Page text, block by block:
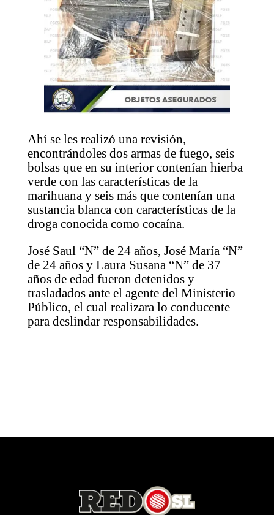
Ahí se les realizó una revisión,
encontrándoles dos armas de fuego, seis
bolsas que en su interior contenían hierba
verde con las características de la
marihuana y seis más que contenían una
sustancia blanca con características de la
droga conocida como cocaína.
José Saul “N” de 24 años, José María “N”
de 24 años y Laura Susana “N” de 37
años de edad fueron detenidos y
trasladados ante el agente del Ministerio
Público, el cual realizara lo conducente
para deslindar responsabilidades.